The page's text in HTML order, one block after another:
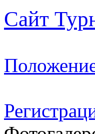
Сайт